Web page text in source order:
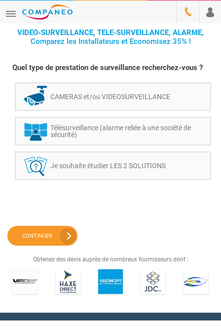
VIDEO-SURVEILLANCE, TELE-SURVEILLANCE, ALARME,
Comparez les Installateurs et Economisez 35% !
Quel type de prestation de surveillance recherchez-vous ?
CAMERAS et/ou VIDEOSURVEILLANCE
Télésurveillance (alarme reliée à une société de
sécurité)
Je souhaite étudier LES 2 SOLUTIONS
CONTINUER
Obtenez des devis auprès de nombreux fournisseurs dont :